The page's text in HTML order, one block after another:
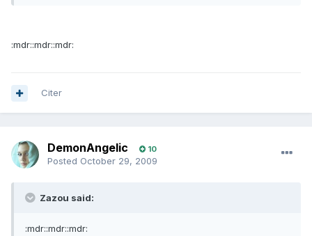
:mdr::mdr::mdr:
Citer
DemonAngelic 10
Posted October 29, 2009
Zazou said:
:mdr::mdr::mdr: